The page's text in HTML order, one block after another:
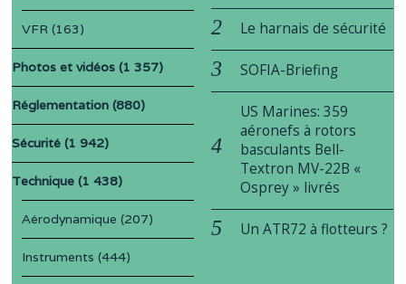
VFR (163)
Photos et vidéos (1 357)
Réglementation (880)
Sécurité (1 942)
Technique (1 438)
Aérodynamique (207)
Instruments (444)
Le harnais de sécurité
SOFIA-Briefing
US Marines: 359
aéronefs à rotors
basculants Bell-
Textron MV-22B «
Osprey » livrés
Un ATR72 à flotteurs ?